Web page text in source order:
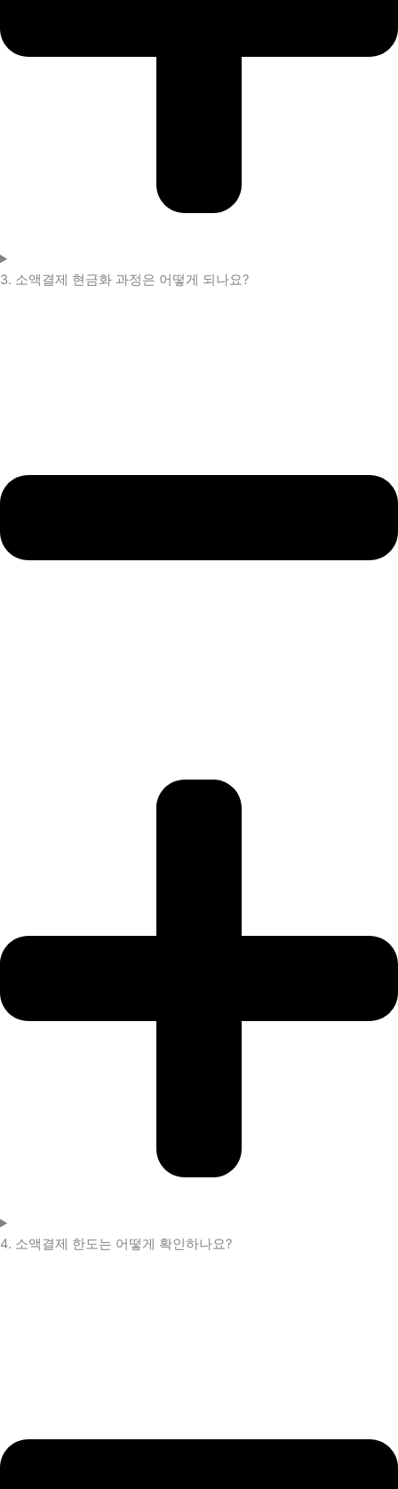
3. 소액결제 현금화 과정은 어떻게 되나요?
4. 소액결제 한도는 어떻게 확인하나요?